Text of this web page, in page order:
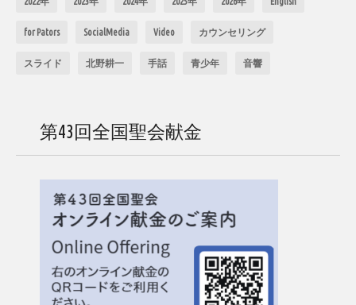
for Pators SocialMedia Video カウンセリング
スライド 北野耕一 手話 青少年 音響
第43回全国聖会献金